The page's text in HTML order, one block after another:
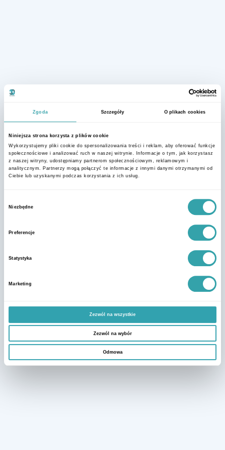
Zgoda Szczegóły O plikach cookies
Niniejsza strona korzysta z plików cookie
Wykorzystujemy pliki cookie do spersonalizowania treści i reklam, aby oferować funkcje
społecznościowe i analizować ruch w naszej witrynie. Informacje o tym, jak korzystasz
z naszej witryny, udostępniamy partnerom społecznościowym, reklamowym i
analitycznym. Partnerzy mogą połączyć te informacje z innymi danymi otrzymanymi od
Ciebie lub uzyskanymi podczas korzystania z ich usług.
Niezbędne
Preferencje
Statystyka
Marketing
Zezwól na wszystkie
Zezwól na wybór
Odmowa